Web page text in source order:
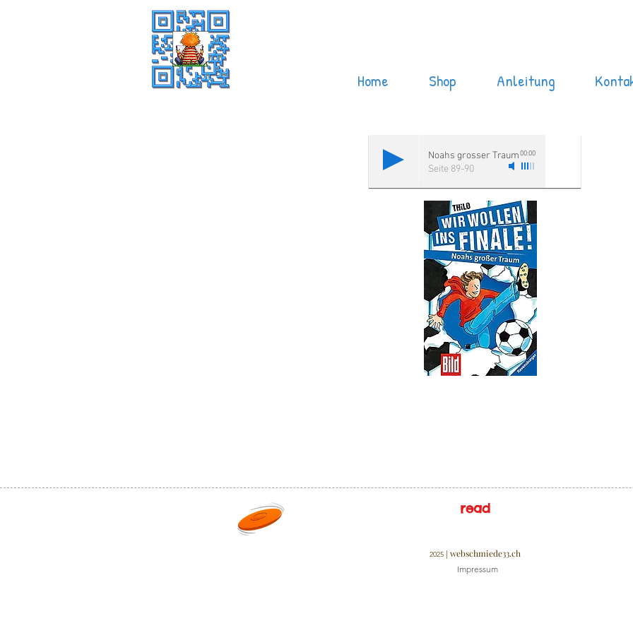
Home Shop Anleitung
Noahs grosser Traum
Seite 89-90
00:00
read
2025 | webschmiede33.ch
Impressum